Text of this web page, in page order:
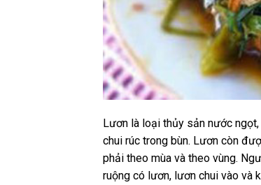
Lươn là loại thủy sản nước
chui rúc trong bùn. Lươn còn
phải theo mùa và theo vùng.
ruộng có lươn, lươn chui vào và